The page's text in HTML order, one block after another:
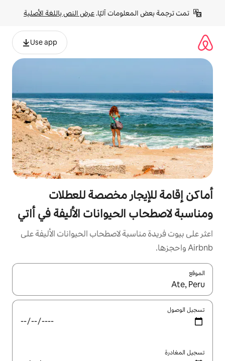
آليًا. عرض النص باللغة الأصلية
مخصصة للعطلات
الأليفة في أاتي
لاصطحاب الحيوانات الأليفة على
باستخدام السهمين لأعلى ولأسفل أو استكشف عن طريق اللمس أو السحب.